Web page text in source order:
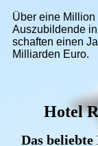
Über eine Million
Auszubildende
schaf­ten einen
Milliarden Euro.
Hotel
Das